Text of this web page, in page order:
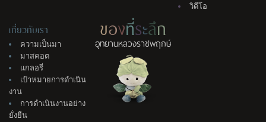
วิดีโอ
เกี่ยวกับเรา
ความเป็นมา
มาสคอต
แกลอรี่
เป้าหมายการดำเนิน
งาน
การดำเนินงานอย่าง
ยั่งยืน
ของที่ระลึก
อุทยานหลวงราชพฤกษ์